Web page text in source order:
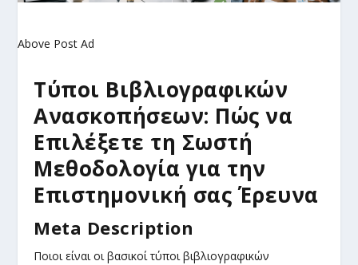
Above Post Ad
Τύποι Βιβλιογραφικών
Ανασκοπήσεων: Πώς να
Επιλέξετε τη Σωστή
Μεθοδολογία για την
Επιστημονική σας Έρευνα
Meta Description
Ποιοι είναι οι βασικοί τύποι βιβλιογραφικών